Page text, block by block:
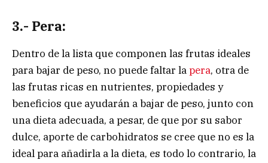
3.- Pera:
Dentro de la lista que componen las frutas ideales
para bajar de peso, no puede faltar lapera, otra de
las frutas ricas en nutrientes, propiedades y
beneficios que ayudarán a bajar de peso, junto con
una dieta adecuada, a pesar, de que por su sabor
dulce, aporte de carbohidratos se cree que no es la
ideal para añadirla a la dieta, es todo lo contrario, la